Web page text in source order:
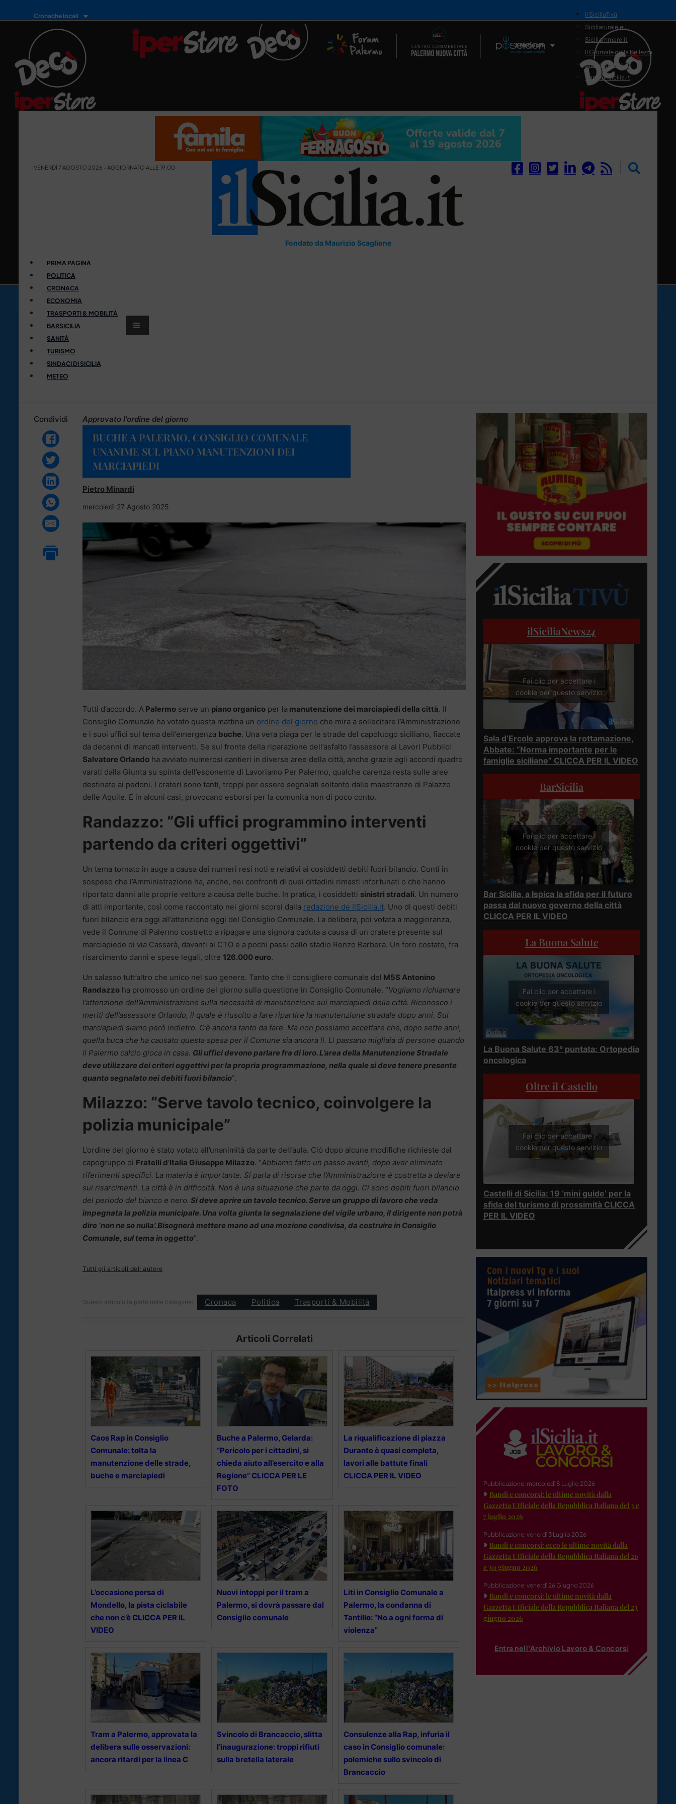
Cronache locali
Il Network
il SiciliaTivù
Siciliarurale.eu
Siciliammare.it
Il Giornale della Bellezza
Siciliamedica.it
Sanitainsicilia.it
VENERDÌ 7 AGOSTO 2026 - AGGIORNATO ALLE 19:00
Fondato da Maurizio Scaglione
PRIMA PAGINA
POLITICA
CRONACA
ECONOMIA
TRASPORTI & MOBILITÀ
BARSICILIA
SANITÀ
TURISMO
SINDACI DI SICILIA
METEO
Condividi Approvato l'ordine del giorno
BUCHE A PALERMO, CONSIGLIO COMUNALE
UNANIME SUL PIANO MANUTENZIONI DEI
MARCIAPIEDI
Pietro Minardi
mercoledì 27 Agosto 2025
Tutti d’accordo. A Palermo serve un piano organico per la manutenzione dei marciapiedi della città. Il
Consiglio Comunale ha votato questa mattina un ordine del giorno che mira a sollecitare l’Amministrazione
e i suoi uffici sul tema dell’emergenza buche. Una vera piaga per le strade del capoluogo siciliano, fiaccate
da decenni di mancati interventi. Se sul fronte della riparazione dell’asfalto l’assessore ai Lavori Pubblici
Salvatore Orlando ha avviato numerosi cantieri in diverse aree della città, anche grazie agli accordi quadro
varati dalla Giunta su spinta dell’esponente di Lavoriamo Per Palermo, qualche carenza resta sulle aree
destinate ai pedoni. I crateri sono tanti, troppi per essere segnalati soltanto dalle maestranze di Palazzo
delle Aquile. E in alcuni casi, provocano esborsi per la comunità non di poco conto.
Randazzo: “Gli uffici programmino interventi
partendo da criteri oggettivi”
Un tema tornato in auge a causa dei numeri resi noti e relativi ai cosiddetti debiti fuori bilancio. Conti in
sospeso che l’Amministrazione ha, anche, nei confronti di quei cittadini rimasti infortunati o che hanno
riportato danni alle proprie vetture a causa delle buche. In pratica, i cosiddetti sinistri stradali. Un numero
di atti importante, così come raccontato nei giorni scorsi dalla redazione de ilSicilia.it. Uno di questi debiti
fuori bilancio era oggi all’attenzione oggi del Consiglio Comunale. La delibera, poi votata a maggioranza,
vede il Comune di Palermo costretto a ripagare una signora caduta a causa di un cratere presente sul
marciapiede di via Cassarà, davanti al CTO e a pochi passi dallo stadio Renzo Barbera. Un foro costato, fra
risarcimento danni e spese legali, oltre 126.000 euro.
Un salasso tutt’altro che unico nel suo genere. Tanto che il consigliere comunale del M5S Antonino
Randazzo ha promosso un ordine del giorno sulla questione in Consiglio Comunale. “Vogliamo richiamare
l’attenzione dell’Amministrazione sulla necessità di manutenzione sui marciapiedi della città. Riconosco i
meriti dell’assessore Orlando, il quale è riuscito a fare ripartire la manutenzione stradale dopo anni. Sui
marciapiedi siamo però indietro. C’è ancora tanto da fare. Ma non possiamo accettare che, dopo sette anni,
quella buca che ha causato questa spesa per il Comune sia ancora lì. Lì passano migliaia di persone quando
il Palermo calcio gioca in casa. Gli uffici devono parlare fra di loro. L’area della Manutenzione Stradale
deve utilizzare dei criteri oggettivi per la propria programmazione, nella quale si deve tenere presente
quanto segnalato nei debiti fuori bilancio“.
Milazzo: “Serve tavolo tecnico, coinvolgere la
polizia municipale”
L’ordine del giorno è stato votato all’unanimità da parte dell’aula. Ciò dopo alcune modifiche richieste dal
capogruppo di Fratelli d’Italia Giuseppe Milazzo. “Abbiamo fatto un passo avanti, dopo aver eliminato
riferimenti specifici. La materia è importante. Si parla di risorse che l’Amministrazione è costretta a deviare
sui risarcimenti. La città è in difficoltà. Non è una situazione che parte da oggi. Ci sono debiti fuori bilancio
del periodo del bianco e nero. Si deve aprire un tavolo tecnico. Serve un gruppo di lavoro che veda
impegnata la polizia municipale. Una volta giunta la segnalazione del vigile urbano, il dirigente non potrà
dire ‘non ne so nulla’. Bisognerà mettere mano ad una mozione condivisa, da costruire in Consiglio
Comunale, sul tema in oggetto“.
Tutti gli articoli dell'autore
Questo articolo fa parte delle categorie: Cronaca Politica Trasporti & Mobilità
Articoli Correlati
Caos Rap in Consiglio
Comunale: tolta la
manutenzione delle strade,
buche e marciapiedi
Buche a Palermo, Gelarda:
“Pericolo per i cittadini, si
chieda aiuto all’esercito e alla
Regione” CLICCA PER LE
FOTO
La riqualificazione di piazza
Durante è quasi completa,
lavori alle battute finali
CLICCA PER IL VIDEO
L’occasione persa di
Mondello, la pista ciclabile
che non c’è CLICCA PER IL
VIDEO
Nuovi intoppi per il tram a
Palermo, si dovrà passare dal
Consiglio comunale
Liti in Consiglio Comunale a
Palermo, la condanna di
Tantillo: “No a ogni forma di
violenza”
Tram a Palermo, approvata la
delibera sulle osservazioni:
ancora ritardi per la linea C
Svincolo di Brancaccio, slitta
l’inaugurazione: troppi rifiuti
sulla bretella laterale
Consulenze alla Rap, infuria il
caso in Consiglio comunale:
polemiche sullo svincolo di
Brancaccio
ilSiciliaNews24
Fai clic per accettare i
cookie per questo servizio
Sala d’Ercole approva la rottamazione,
Abbate: “Norma importante per le
famiglie siciliane” CLICCA PER IL VIDEO
BarSicilia
Fai clic per accettare i
cookie per questo servizio
Bar Sicilia, a Ispica la sfida per il futuro
passa dal nuovo governo della città
CLICCA PER IL VIDEO
La Buona Salute
Fai clic per accettare i
cookie per questo servizio
La Buona Salute 63° puntata: Ortopedia
oncologica
Oltre il Castello
Fai clic per accettare i
cookie per questo servizio
Castelli di Sicilia: 19 ‘mini guide’ per la
sfida del turismo di prossimità CLICCA
PER IL VIDEO
Pubblicazione: mercoledì 8 Luglio 2026
Bandi e concorsi: le ultime novità dalla
Gazzetta Ufficiale della Repubblica Italiana del 3 e
7 luglio 2026
Pubblicazione: venerdì 3 Luglio 2026
Bandi e concorsi: ecco le ultime novità dalla
Gazzetta Ufficiale della Repubblica Italiana del 26
e 30 giugno 2026
Pubblicazione: venerdì 26 Giugno 2026
Bandi e concorsi: le ultime novità dalla
Gazzetta Ufficiale della Repubblica Italiana del 23
giugno 2026
Entra nell'Archivio Lavoro & Concorsi